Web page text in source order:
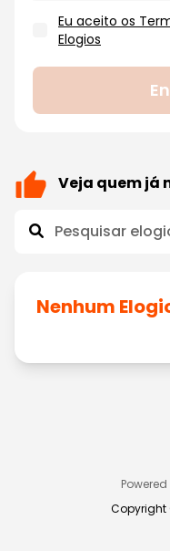
Veja quem já
Nenhum
Eu aceito os
Elogios
Powered
Copyright